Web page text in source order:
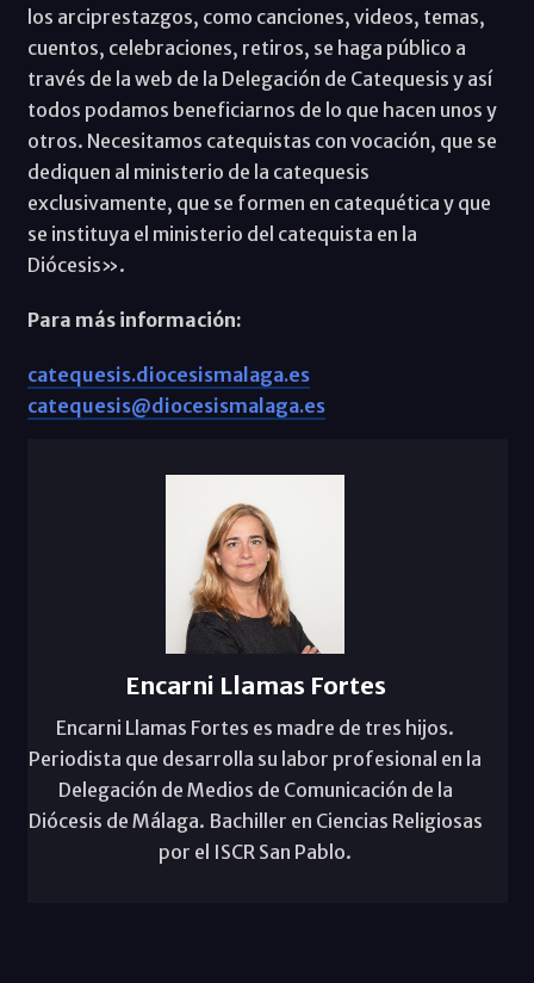
los arciprestazgos, como canciones, videos, temas,
cuentos, celebraciones, retiros, se haga público a
través de la web de la Delegación de Catequesis y así
todos podamos beneficiarnos de lo que hacen unos y
otros. Necesitamos catequistas con vocación, que se
dediquen al ministerio de la catequesis
exclusivamente, que se formen en catequética y que
se instituya el ministerio del catequista en la
Diócesis».
Para más información:
catequesis.diocesismalaga.es
catequesis@diocesismalaga.es
Encarni Llamas Fortes
Encarni Llamas Fortes es madre de tres hijos.
Periodista que desarrolla su labor profesional en la
Delegación de Medios de Comunicación de la
Diócesis de Málaga. Bachiller en Ciencias Religiosas
por el ISCR San Pablo.